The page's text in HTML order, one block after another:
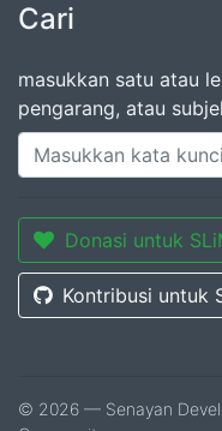
Cari
masukkan satu atau
pengarang, atau
Donasi untuk
Kontribusi untuk
© 2026 — Senayan